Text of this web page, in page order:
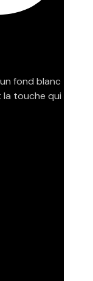
fond blanc
la touche qui